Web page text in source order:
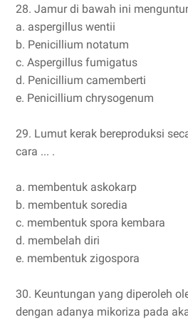
28. Jamur di bawah ini
a. aspergillus wentii
b. Penicillium notatum
c. Aspergillus fumigatus
d. Penicillium camemberti
e. Penicillium chrysogenum
29. Lumut kerak bereproduksi
cara ... .
a. membentuk askokarp
b. membentuk soredia
c. membentuk spora kembara
d. membelah diri
e. membentuk zigospora
30. Keuntungan yang diperoleh
dengan adanya mikoriza pada